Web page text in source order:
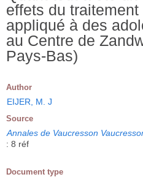
effets du
appliqué à des
au Centre de
Pays-Bas)
Author
EIJER, M. J
Source
Annales de Vaucresson
: 8 réf
Document type